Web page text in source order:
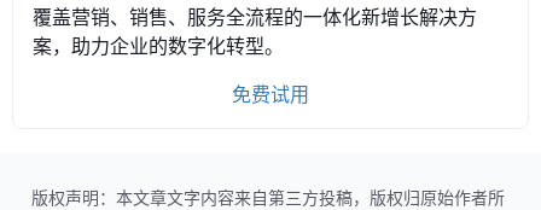
覆盖营销、销售、服务全流程的一体化新增长解决方
案，助力企业的数字化转型。
免费试用
版权声明：本文章文字内容来自第三方投稿，版权归原始作者所